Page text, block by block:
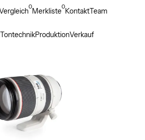
TontechnikProduktionVerkauf
0Merkliste0KontaktTeam